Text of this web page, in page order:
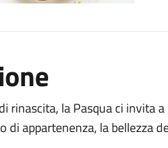
rinascita, la Pasqua ci invita
di appartenenza, la bellezza